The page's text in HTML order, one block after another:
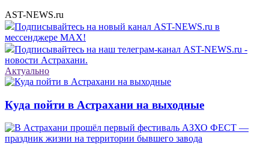
AST-NEWS.ru
Подписывайтесь на новый канал AST-NEWS.ru в
мессенджере MAX!
Подписывайтесь на наш телеграм-канал AST-NEWS.ru -
новости Астрахани.
Актуально
Куда пойти в Астрахани на выходные